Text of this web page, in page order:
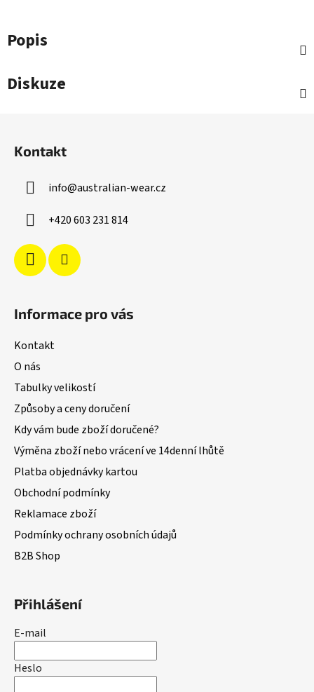
Popis
Diskuze
Kontakt
info@australian-wear.cz
+420 603 231 814
Informace pro vás
Kontakt
O nás
Tabulky velikostí
Způsoby a ceny doručení
Kdy vám bude zboží doručené?
Výměna zboží nebo vrácení ve 14denní lhůtě
Platba objednávky kartou
Obchodní podmínky
Reklamace zboží
Podmínky ochrany osobních údajů
B2B Shop
Přihlášení
E-mail
Heslo